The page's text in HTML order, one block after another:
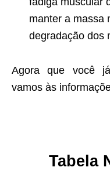
manter a massa
degradação dos
Agora que você
vamos às
Tabela